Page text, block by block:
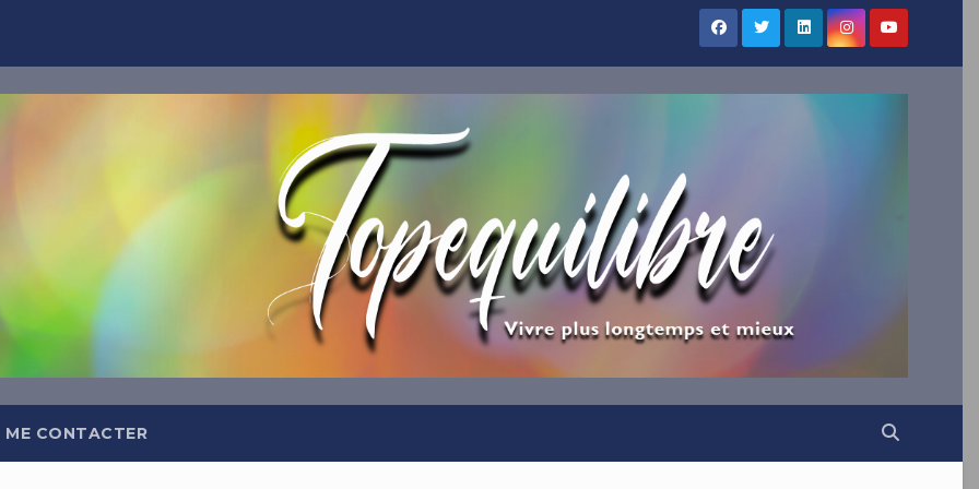
ME CONTACTER
TOPEQUILIBRE
Abonnez-vous !
Et recevez tous les jours dans votre boîte mail nos
meilleures inspirations.